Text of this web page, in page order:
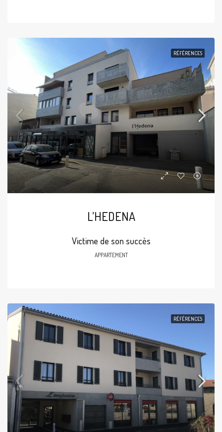
RÉFÉRENCES
L’HEDENA
Victime de son succès
APPARTEMENT
RÉFÉRENCES